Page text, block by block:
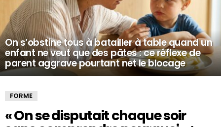
On s’obstine tous à batailler à table quand un
enfant ne veut que des pâtes : ce réflexe de
parent aggrave pourtant net le blocage
FORME
« On se disputait chaque soir